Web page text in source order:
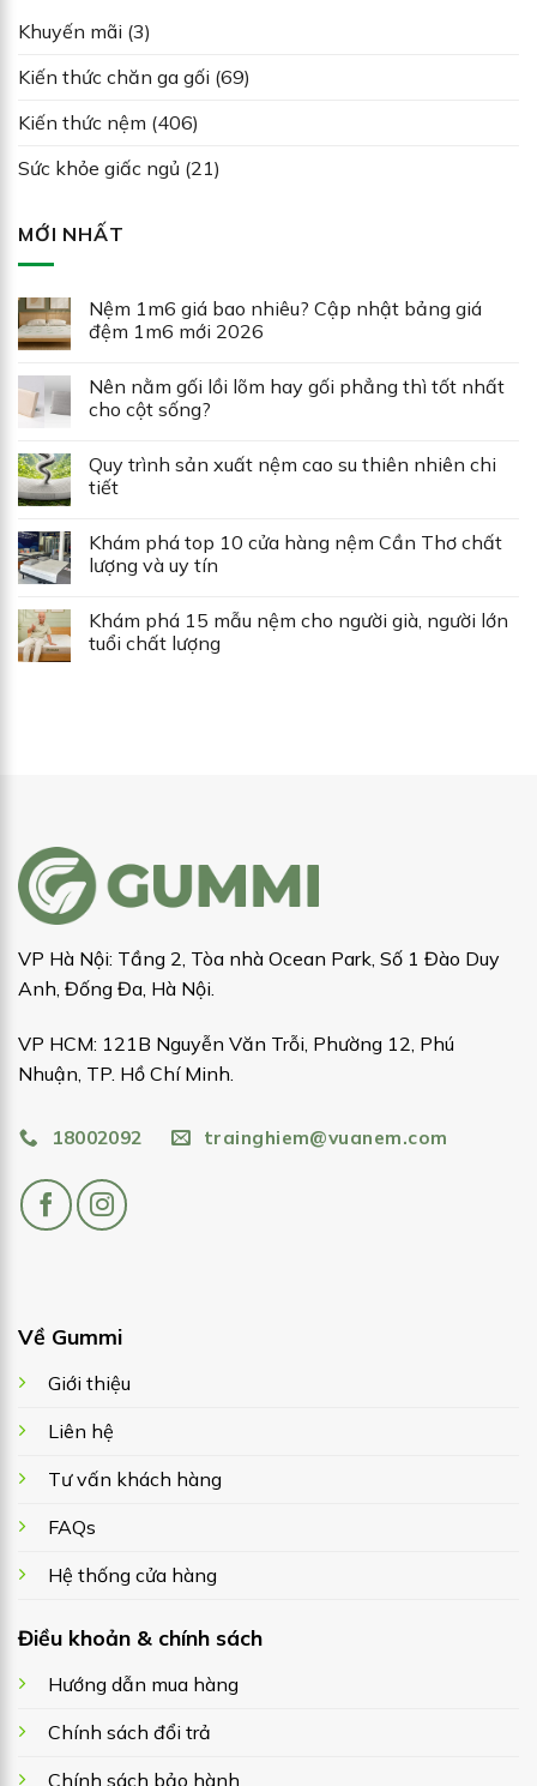
Khuyến mãi (3)
Kiến thức chăn ga gối (69)
Kiến thức nệm (406)
Sức khỏe giấc ngủ (21)
MỚI NHẤT
Nệm 1m6 giá bao nhiêu? Cập nhật bảng giá
đệm 1m6 mới 2026
Nên nằm gối lồi lõm hay gối phẳng thì tốt nhất
cho cột sống?
Quy trình sản xuất nệm cao su thiên nhiên chi
tiết
Khám phá top 10 cửa hàng nệm Cần Thơ chất
lượng và uy tín
Khám phá 15 mẫu nệm cho người già, người lớn
tuổi chất lượng
VP Hà Nội: Tầng 2, Tòa nhà Ocean Park, Số 1 Đào Duy
Anh, Đống Đa, Hà Nội.
VP HCM: 121B Nguyễn Văn Trỗi, Phường 12, Phú
Nhuận, TP. Hồ Chí Minh.
18002092 trainghiem@vuanem.com
Về Gummi
Giới thiệu
Liên hệ
Tư vấn khách hàng
FAQs
Hệ thống cửa hàng
Điều khoản & chính sách
Hướng dẫn mua hàng
Chính sách đổi trả
Chính sách bảo hành